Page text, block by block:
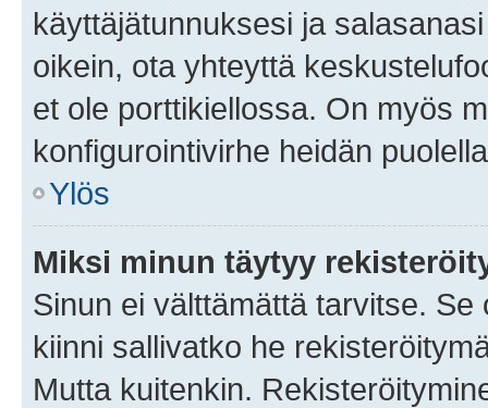
käyttäjätunnuksesi ja
oikein, ota yhteyttä
et ole porttikiellossa. On myös
konfigurointivirhe heidän
Ylös
Miksi minun täytyy
Sinun ei välttämättä tarvitse.
kiinni sallivatko he
Mutta kuitenkin.